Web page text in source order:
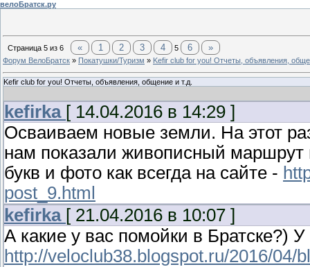
велоБратск.ру
Страница 5 из 6 « 1 2 3 4 5 6 »
Форум ВелоБратск » Покатушки/Туризм » Kefir club for you! Отчеты, объявления,
Kefir club for you! Отчеты, объявления, общение и т.д.
kefirka [ 14.04.2016 в 14:29 ]
Осваиваем новые земли. На этот
нам показали живописный маршрут
букв и фото как всегда на сайте -
post_9.html
kefirka [ 21.04.2016 в 10:07 ]
А какие у вас помойки в Братске?) У
http://veloclub38.blogspot.ru/2016/04/